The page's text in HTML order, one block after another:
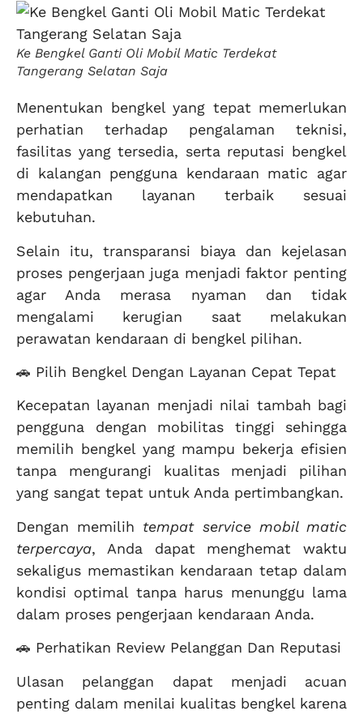
Ke Bengkel Ganti Oli Mobil Matic Terdekat
Tangerang Selatan Saja
Menentukan bengkel yang tepat memerlukan
perhatian terhadap pengalaman teknisi,
fasilitas yang tersedia, serta reputasi bengkel
di kalangan pengguna kendaraan matic agar
mendapatkan layanan terbaik sesuai
kebutuhan.
Selain itu, transparansi biaya dan kejelasan
proses pengerjaan juga menjadi faktor penting
agar Anda merasa nyaman dan tidak
mengalami kerugian saat melakukan
perawatan kendaraan di bengkel pilihan.
🚗 Pilih Bengkel Dengan Layanan Cepat Tepat
Kecepatan layanan menjadi nilai tambah bagi
pengguna dengan mobilitas tinggi sehingga
memilih bengkel yang mampu bekerja efisien
tanpa mengurangi kualitas menjadi pilihan
yang sangat tepat untuk Anda pertimbangkan.
Dengan memilih tempat service mobil matic
terpercaya, Anda dapat menghemat waktu
sekaligus memastikan kendaraan tetap dalam
kondisi optimal tanpa harus menunggu lama
dalam proses pengerjaan kendaraan Anda.
🚗 Perhatikan Review Pelanggan Dan Reputasi
Ulasan pelanggan dapat menjadi acuan
penting dalam menilai kualitas bengkel karena